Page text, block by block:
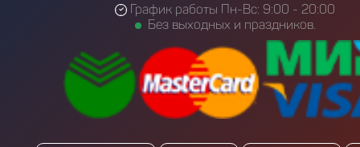
График работы Пн-Вс: 9:00 - 20:00
Без выходных и праздников.